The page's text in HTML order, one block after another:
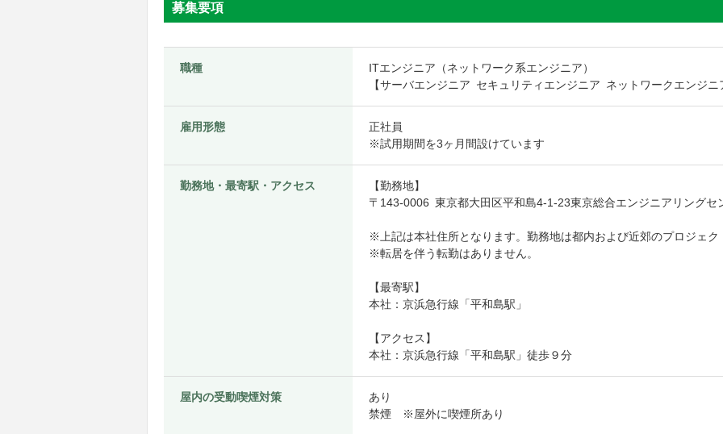
募集要項
職種
ITエンジニア（ネットワーク系エンジニア）
【サーバエンジニア セキュリティエンジニア ネットワークエンジ
雇用形態
正社員
※試用期間を3ヶ月間設けています
勤務地・最寄駅・アクセス
【勤務地】
〒143-0006 東京都大田区平和島4-1-23東京総合エンジニアリングセ
※上記は本社住所となります。勤務地は都内および近郊のプロジェク
※転居を伴う転勤はありません。
【最寄駅】
本社：京浜急行線「平和島駅」
【アクセス】
本社：京浜急行線「平和島駅」徒歩９分
屋内の受動喫煙対策
あり
禁煙 ※屋外に喫煙所あり